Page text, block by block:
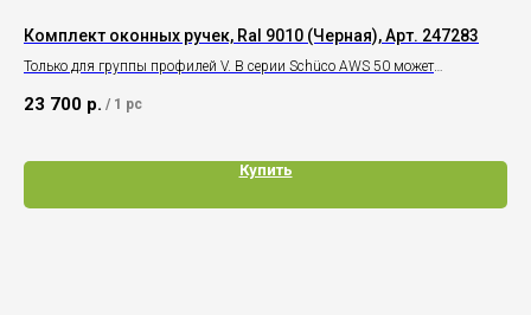
Комплект оконных ручек, Ral 9010 (Черная), Арт. 247283
Только для группы профилей V. В серии Schüco AWS 50 может
группе профилей III.
23 700 р. / 1 pc
Купить